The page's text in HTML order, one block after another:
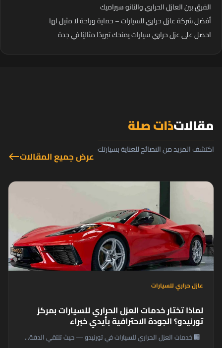
الفرق بين العازل الحراري والنانو سيراميك
أفضل شركة عازل حراري للسيارات – حماية وراحة لا مثيل لها
احصل على عزل حراري سيارات يمنحك تبريدًا مثاليًا في جدة
مقالاتذات صلة
اكتشف المزيد من النصائح للعناية بسيارتك عرض جميع المقالاتwest
عازل حراري للسيارات
لماذا تختار خدمات العزل الحراري للسيارات بمركز
تورنيدو؟ الجودة الاحترافية بأيدي خبراء
🏢 خدمات العزل الحراري للسيارات في تورنيدو — حيث تلتقي الدقة...